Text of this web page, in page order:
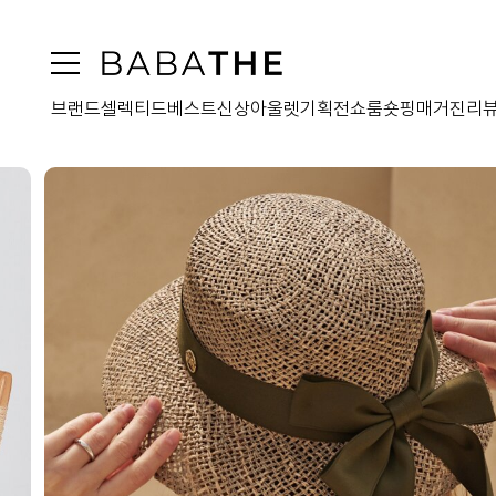
브랜드셀렉티드베스트신상아울렛기획전쇼룸숏핑 매거진 리